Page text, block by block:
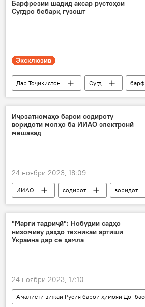
Барфрезии шадид аксар рустоҳои
Суғдро бебарқ гузошт
Эксклюзив
Дар Тоҷикистон Суғд
барф
Иҷтимоъ
барқ Энергетика
Иҷозатномаҳо барои содироту
воридоти молҳо ба ИИАО электронӣ
мешавад
24 ноябри 2023, 18:09
ИИАО содирот
воридот
бор
электронӣ Иқтисод
"Марги тадриҷӣ": Нобудии садҳо
низомиву даҳҳо техникаи артиши
Украина дар се ҳамла
24 ноябри 2023, 17:10